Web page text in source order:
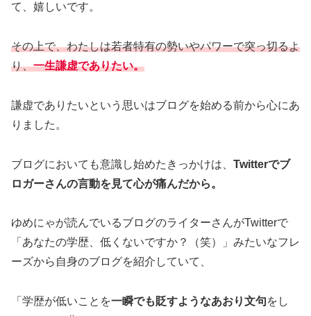
て、嬉しいです。
その上で、わたしは若者特有の勢いやパワーで突っ切るよ
り、一生謙虚でありたい。
謙虚でありたいという思いはブログを始める前から心にあ
りました。
ブログにおいても意識し始めたきっかけは、 Twitterでブ
ロガーさんの言動を見て心が痛んだから。
ゆめにゃが読んでいるブログのライターさんがTwitterで
「あなたの学歴、低くないですか？（笑）」みたいなフレ
ーズから自身のブログを紹介していて、
「学歴が低いことを一瞬でも貶すようなあおり文句をし